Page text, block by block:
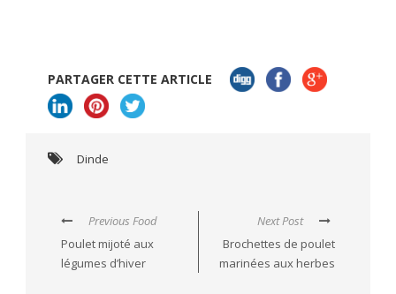
PARTAGER CETTE ARTICLE
Dinde
Previous Food
Poulet mijoté aux
légumes d’hiver
Next Post
Brochettes de poulet
marinées aux herbes